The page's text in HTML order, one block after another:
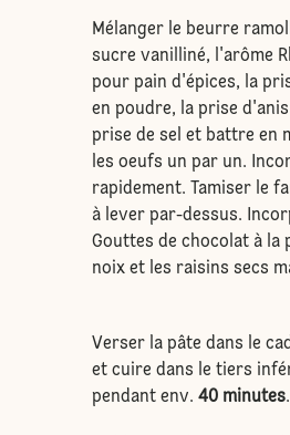
Mélanger le beurre
sucre vanilliné, l'arôme
pour pain d'épices, la
en poudre, la prise
prise de sel et battre en
les oeufs un par un.
rapidement. Tamiser le
à lever par-dessus.
Gouttes de chocolat à la
noix et les raisins secs
Verser la pâte dans le
et cuire dans le tiers
pendant env. 40 minutes.